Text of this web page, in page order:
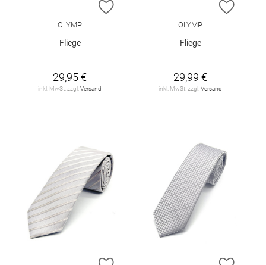
ZUR WUNSCHLISTE HINZUFÜGEN
OLYMP
Fliege
29,95 €
inkl. MwSt. zzgl.Versand
ZUR
OLYMP
Fliege
29,99 €
inkl. MwSt. zzgl.Versand